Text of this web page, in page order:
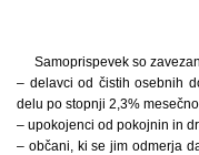
Samoprispevek so
– delavci od čistih osebnih
delu po stopnji 2,3% mesečno,
– upokojenci od pokojnin in
– občani, ki se jim odmerja